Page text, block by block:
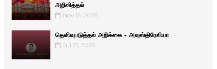
அறிவித்தல்
Nov 15, 2025
தெளிவுபடுத்தல் அறிக்கை - அவுஸ்திரேலியா
Jul 21, 2025